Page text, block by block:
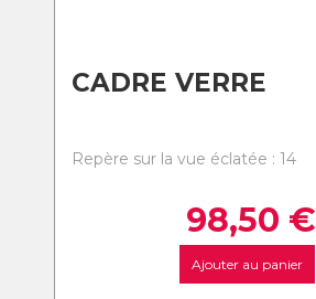
CADRE VERRE
Repère sur la vue éclatée : 14
98,50 €
Ajouter au panier